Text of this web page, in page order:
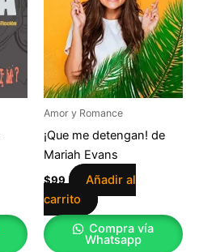
Amor y Romance
¡Que me detengan! de
Mariah Evans
$99
Añadir al
carrito
Compra vía
Whatsapp